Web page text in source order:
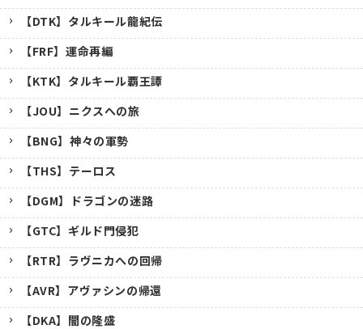
【DTK】タルキール龍紀伝
【FRF】運命再編
【KTK】タルキール覇王譚
【JOU】ニクスへの旅
【BNG】神々の軍勢
【THS】テーロス
【DGM】ドラゴンの迷路
【GTC】ギルド門侵犯
【RTR】ラヴニカへの回帰
【AVR】アヴァシンの帰還
【DKA】闇の隆盛